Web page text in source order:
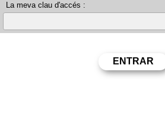
La meva clau d'accés :